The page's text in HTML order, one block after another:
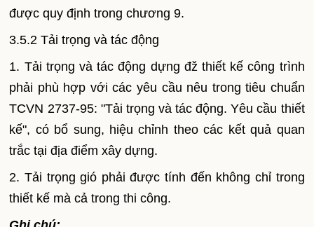
được quy định trong chương 9.
3.5.2 Tải trọng và tác động
1. Tải trọng và tác động dựng đž thiết kế công trình
phải phù hợp với các yêu cầu nêu trong tiêu chuẩn
TCVN 2737-95: "Tải trọng và tác động. Yêu cầu thiết
kế", có bổ sung, hiệu chỉnh theo các kết quả quan
trắc tại địa điểm xây dựng.
2. Tải trọng gió phải được tính đến không chỉ trong
thiết kế mà cả trong thi công.